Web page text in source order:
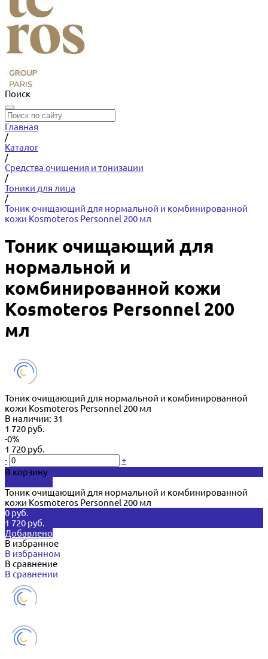
Поиск
Главная
/
Каталог
/
Средства очищения и тонизации
/
Тоники для лица
/
Тоник очищающий для нормальной и комбинированной
кожи Kosmoteros Personnel 200 мл
Тоник очищающий для
нормальной и
комбинированной кожи
Kosmoteros Personnel 200
мл
Тоник очищающий для нормальной и комбинированной
кожи Kosmoteros Personnel 200 мл
В наличии: 31
1 720 руб.
-0%
1 720 руб.
-
+
В корзину
Тоник очищающий для нормальной и комбинированной
кожи Kosmoteros Personnel 200 мл
0 руб.
1 720 руб.
Добавлено
В избранное
В избранном
В сравнение
В сравнении